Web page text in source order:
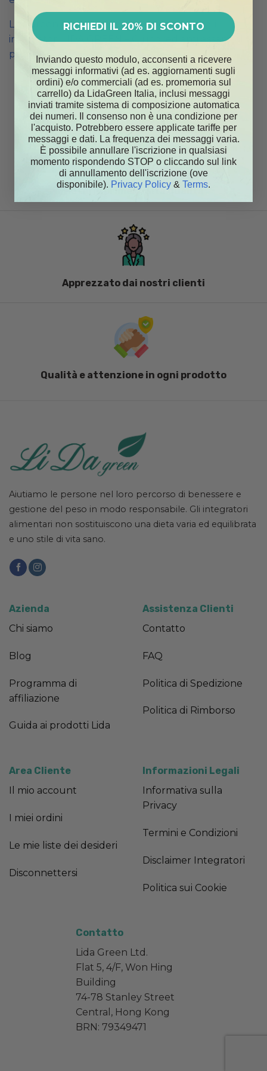
LidaGreen suConsigli per l’assunzione degli
integratori LIDA GREEN – Gli ingredienti essenziali
per il successo
Materie prime di alta qualità
Apprezzato dai nostri clienti
Qualità e attenzione in ogni prodotto
Aiutiamo le persone nel loro percorso di benessere e
gestione del peso in modo responsabile. Gli integratori
alimentari non sostituiscono una dieta varia ed equilibrata
e uno stile di vita sano.
Azienda
Chi siamo
Blog
Programma di
affiliazione
Guida ai prodotti Lida
Assistenza Clienti
Contatto
FAQ
Politica di Spedizione
Politica di Rimborso
Area Cliente
Il mio account
I miei ordini
Le mie liste dei desideri
Disconnettersi
Informazioni Legali
Informativa sulla
Privacy
Termini e Condizioni
Disclaimer Integratori
Politica sui Cookie
Contatto
Lida Green Ltd.
Flat 5, 4/F, Won Hing
Building
74-78 Stanley Street
Central, Hong Kong
BRN: 79349471
RICHIEDI IL 20% DI SCONTO
Inviando questo modulo, acconsenti a ricevere
messaggi informativi (ad es. aggiornamenti sugli
ordini) e/o commerciali (ad es. promemoria sul
carrello) da LidaGreen Italia, inclusi messaggi
inviati tramite sistema di composizione automatica
dei numeri. Il consenso non è una condizione per
l'acquisto. Potrebbero essere applicate tariffe per
messaggi e dati. La frequenza dei messaggi varia.
È possibile annullare l'iscrizione in qualsiasi
momento rispondendo STOP o cliccando sul link
di annullamento dell'iscrizione (ove
disponibile). Privacy Policy & Terms.